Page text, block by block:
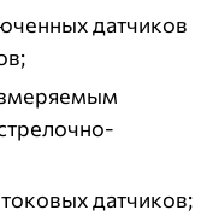
датчиков
датчиков;